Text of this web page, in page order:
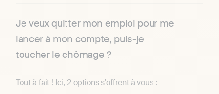
Je veux quitter mon emploi pour me
lancer à mon compte, puis-je
toucher le chômage ?
Tout à fait ! Ici, 2 options s'offrent à vous :